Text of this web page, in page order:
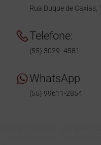
Rua Duque de
Telefone:
(55) 3029 -4581
WhatsApp
(55) 99611-2854